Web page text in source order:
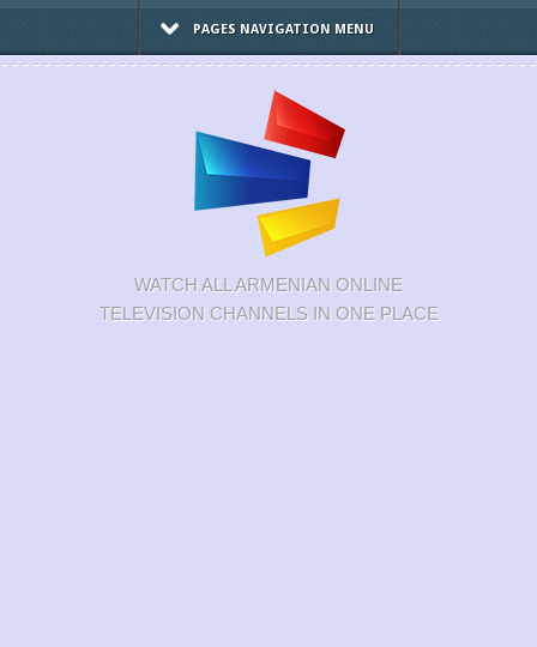
PAGES NAVIGATION MENU
WATCH ALL ARMENIAN ONLINE
TELEVISION CHANNELS IN ONE PLACE